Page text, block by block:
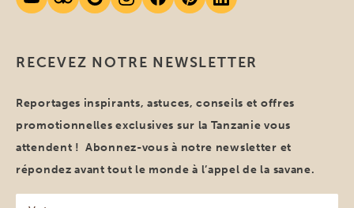
RECEVEZ NOTRE NEWSLETTER
Reportages inspirants, astuces, conseils et offres
promotionnelles exclusives sur la Tanzanie vous
attendent ! Abonnez-vous à notre newsletter et
répondez avant tout le monde à l’appel de la savane.